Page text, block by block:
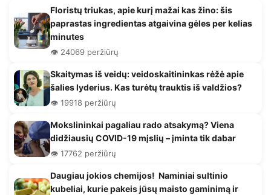
Floristų triukas, apie kurį mažai kas žino: šis
paprastas ingredientas atgaivina gėles per kelias
minutes
👁️ 24069 peržiūrų
Skaitymas iš veidų: veidoskaitininkas rėžė apie
šalies lyderius. Kas turėtų trauktis iš valdžios?
👁️ 19918 peržiūrų
Mokslininkai pagaliau rado atsakymą? Viena
didžiausių COVID-19 mįslių – įminta tik dabar
👁️ 17762 peržiūrų
Daugiau jokios chemijos! Naminiai sultinio
kubeliai, kurie pakeis jūsų maisto gaminimą ir